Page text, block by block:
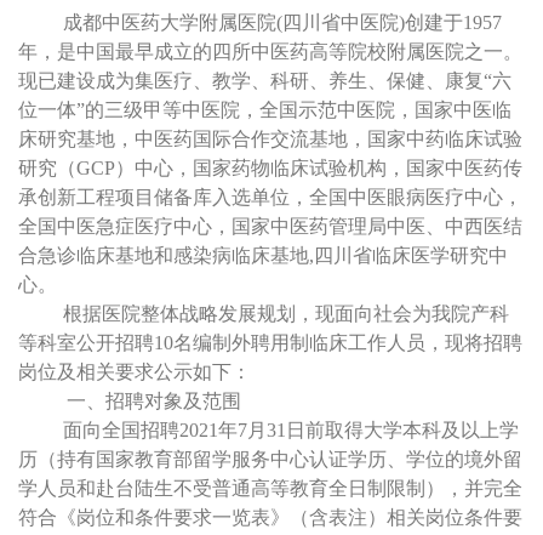
成都中医药大学附属医院(四川省中医院)创建于1957
年，是中国最早成立的四所中医药高等院校附属医院之一。
现已建设成为集医疗、教学、科研、养生、保健、康复“六
位一体”的三级甲等中医院，全国示范中医院，国家中医临
床研究基地，中医药国际合作交流基地，国家中药临床试验
研究（GCP）中心，国家药物临床试验机构，国家中医药传
承创新工程项目储备库入选单位，全国中医眼病医疗中心，
全国中医急症医疗中心，国家中医药管理局中医、中西医结
合急诊临床基地和感染病临床基地, 四川省临床医学研究中
心。
根据医院整体战略发展规划，现面向社会为我院产科
等科室公开招聘10名编制外聘用制临床工作人员，现将招聘
岗位及相关要求公示如下：
一、招聘对象及范围
面向全国招聘2021年7月31 日前取得大学本科及以上学
历（持有国家教育部留学服务中心认证学历、学位的境外留
学人员和赴台陆生不受普通高等教育全日制限制），并完全
符合《岗位和条件要求一览表》（含表注）相关岗位条件要